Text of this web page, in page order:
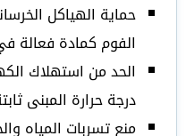
حماية الهياكل
الفوم كمادة فعالة
الحد من استهلاك
درجة حرارة المبنى
منع تسربات المياه